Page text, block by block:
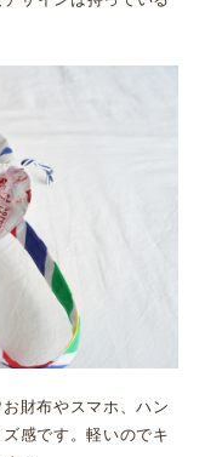
財布やスマホ、ハン
感です。軽いのでキ